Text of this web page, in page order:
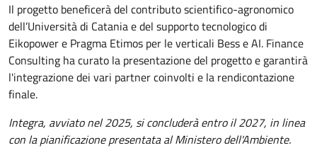
Il progetto beneficerà del contributo scientifico-agronomico
dell’Università di Catania e del supporto tecnologico di
Eikopower e Pragma Etimos per le verticali Bess e AI. Finance
Consulting ha curato la presentazione del progetto e garantirà
l'integrazione dei vari partner coinvolti e la rendicontazione
finale.
Integra, avviato nel 2025, si concluderà entro il 2027, in linea
con la pianificazione presentata al Ministero dell'Ambiente.